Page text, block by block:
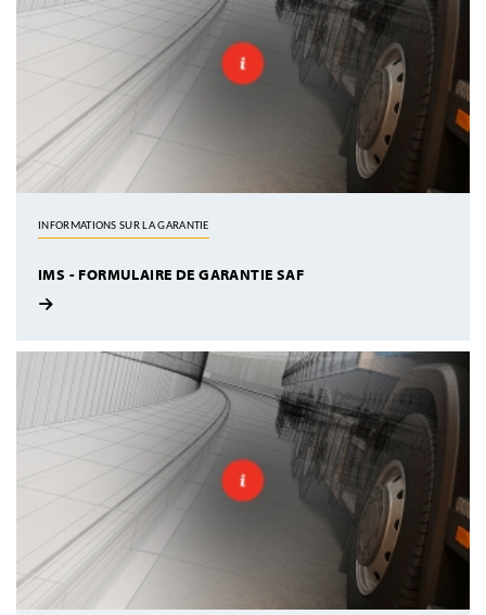
INFORMATIONS SUR LA GARANTIE
IMS - FORMULAIRE DE GARANTIE SAF